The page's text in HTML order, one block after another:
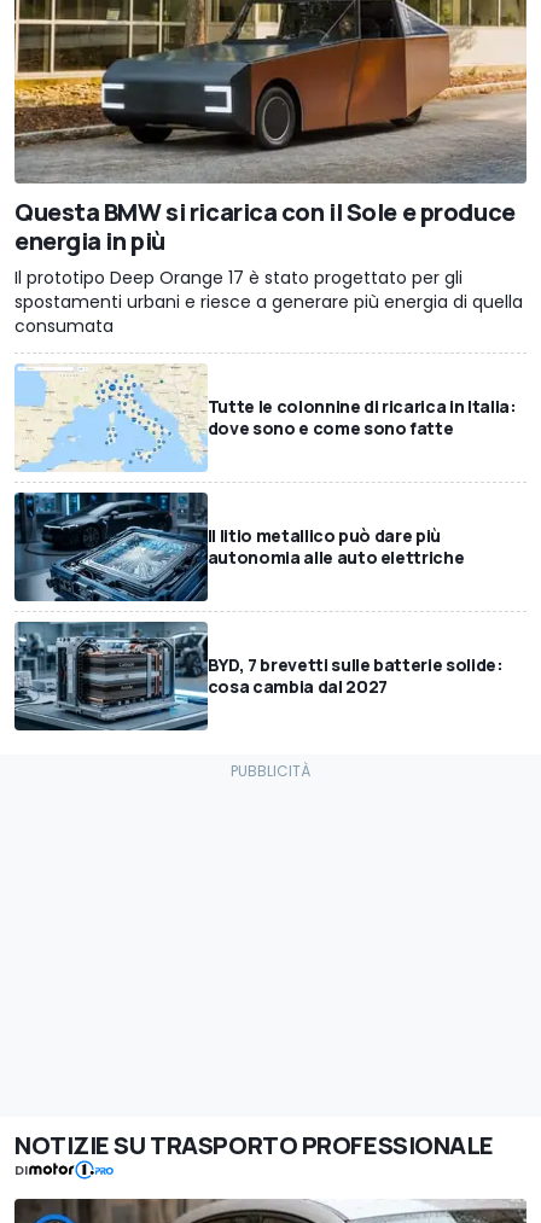
Questa BMW si ricarica con il Sole e produce
energia in più
Il prototipo Deep Orange 17 è stato progettato per gli
spostamenti urbani e riesce a generare più energia di quella
consumata
Tutte le colonnine di ricarica in Italia:
dove sono e come sono fatte
Il litio metallico può dare più
autonomia alle auto elettriche
BYD, 7 brevetti sulle batterie solide:
cosa cambia dal 2027
NOTIZIE SU TRASPORTO PROFESSIONALE
DI